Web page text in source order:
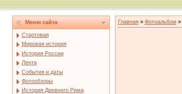
Меню сайта
Стартовая
Мировая история
История России
Лента
События и даты
Фотообзоры
История Древнего Рима
Главная» Фотоальбом »